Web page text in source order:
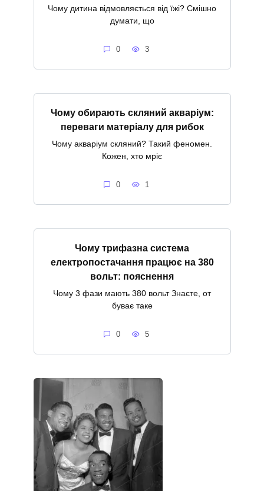
Чому дитина відмовляється від їжі? Смішно
думати, що
0 3
Чому обирають скляний акваріум:
переваги матеріалу для рибок
Чому акваріум скляний? Такий феномен.
Кожен, хто мріє
0 1
Чому трифазна система
електропостачання працює на 380
вольт: пояснення
Чому 3 фази мають 380 вольт Знаєте, от
буває таке
0 5